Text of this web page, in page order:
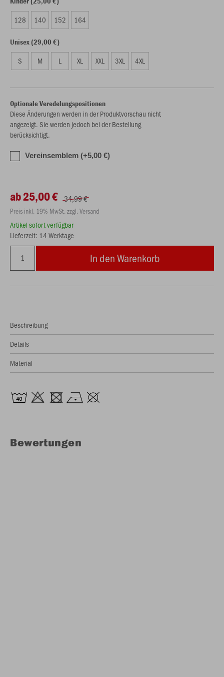
128 140 152 164
Unisex (29,00 €)
S M L XL XXL 3XL 4XL
Optionale Veredelungspositionen
Diese Änderungen werden in der Produktvorschau nicht
angezeigt. Sie werden jedoch bei der Bestellung
berücksichtigt.
Vereinsemblem (+5,00 €)
ab 25,00 € 34,99 €
Preis inkl. 19% MwSt. zzgl. Versand
Artikel sofort verfügbar
Lieferzeit: 14 Werktage
In den Warenkorb
Beschreibung
Details
Material
Bewertungen